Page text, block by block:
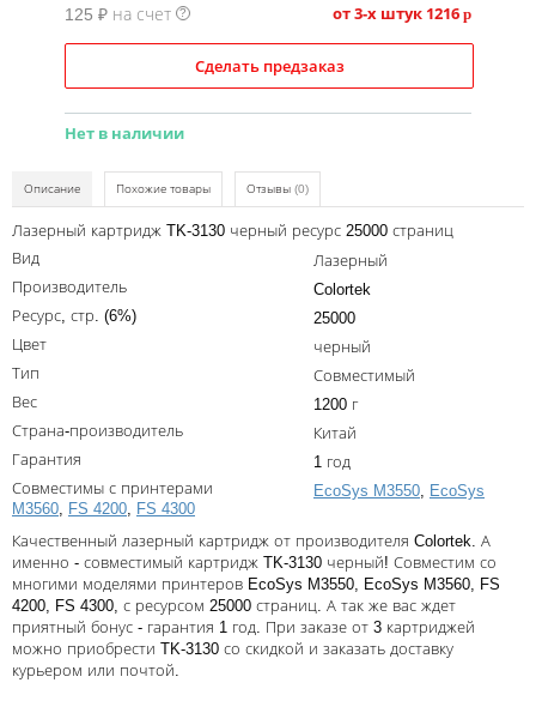
Epson
IBM
Kodak
Konica Minolta
Lexmark
Ricoh
Samsung
Sharp
Toshiba
Xerox
Для франкировальной машины
125 ₽ на счет ? от 3-х штук 1216 p
Сделать предзаказ
Нет в наличии
Описание Похожие товары Отзывы (0)
Лазерный картридж TK-3130 черный ресурс 25000 страниц
Вид
Лазерный
Производитель
Colortek
Ресурс, стр. (6%)
25000
Цвет
черный
Тип
Совместимый
Вес
1200 г
Страна-производитель
Китай
Гарантия
1 год
Совместимы с принтерами
EcoSys M3550, EcoSys
M3560, FS 4200, FS 4300
Качественный лазерный картридж от производителя Colortek. А
именно - совместимый картридж TK-3130 черный! Совместим со
многими моделями принтеров EcoSys M3550, EcoSys M3560, FS
4200, FS 4300, с ресурсом 25000 страниц. А так же вас ждет
приятный бонус - гарантия 1 год. При заказе от 3 картриджей
можно приобрести TK-3130 со скидкой и заказать доставку
курьером или почтой.